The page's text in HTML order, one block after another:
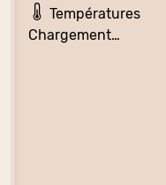
Températures
Chargement…